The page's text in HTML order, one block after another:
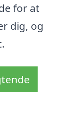
for at
dig, og